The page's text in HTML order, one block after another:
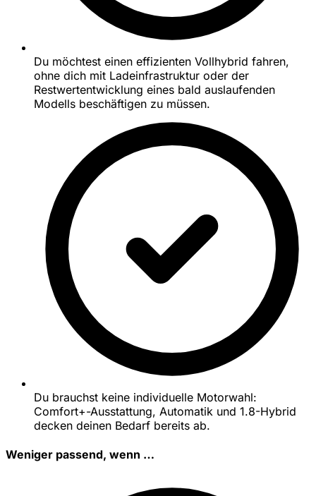
Du möchtest einen effizienten Vollhybrid fahren,
ohne dich mit Ladeinfrastruktur oder der
Restwertentwicklung eines bald auslaufenden
Modells beschäftigen zu müssen.
Du brauchst keine individuelle Motorwahl:
Comfort+-Ausstattung, Automatik und 1.8-Hybrid
decken deinen Bedarf bereits ab.
Weniger passend, wenn …